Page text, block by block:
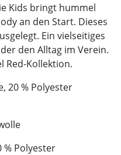
Kids bringt hummel
an den Start. Dieses
Ein vielseitiges
den Alltag im Verein.
Red-Kollektion.
20 % Polyester
% Polyester